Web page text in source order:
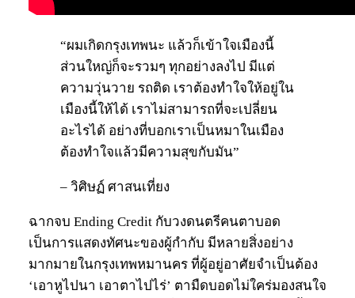
“ผมเกิดกรุงเทพนะ แล้วก็เข้าใจเมืองนี้
ส่วนใหญ่ก็จะรวมๆ ทุกอย่างลงไป มีแต่
ความวุ่นวาย รถติด เราต้องทำใจให้อยู่ใน
เมืองนี้ให้ได้ เราไม่สามารถที่จะเปลี่ยน
อะไรได้ อย่างที่บอกเราเป็นหมาในเมือง
ต้องทำใจแล้วมีความสุขกับมัน”
– วิศิษฏ์ ศาสนเที่ยง
ฉากจบ Ending Credit กับวงดนตรีคนตาบอด
เป็นการแสดงทัศนะของผู้กำกับ มีหลายสิ่งอย่าง
มากมายในกรุงเทพหมานคร ที่ผู้อยู่อาศัยจำเป็นต้อง
‘เอาหูไปนา เอาตาไปไร่’ ตามืดบอดไม่ใคร่มองสนใจ